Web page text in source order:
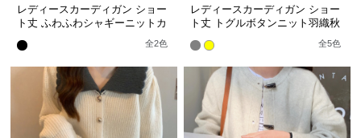
レディースカーディガン ショー
ト丈 ふわふわシャギーニットカ
全2色
レディースカーディガン ショー
ト丈 トグルボタンニット羽織秋
全5色